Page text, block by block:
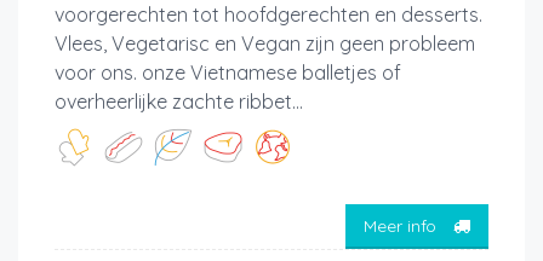
voorgerechten tot hoofdgerechten en desserts.
Vlees, Vegetarisc en Vegan zijn geen probleem
voor ons. onze Vietnamese balletjes of
overheerlijke zachte ribbet...
Meer info